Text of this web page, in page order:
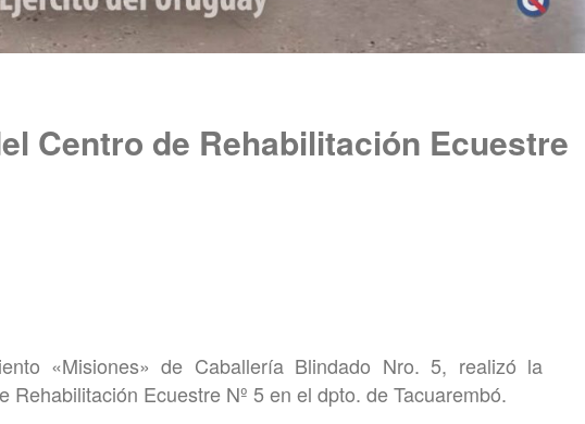
Centro de Rehabilitación Ecuestre
«Misiones» de Caballería Blindado Nro. 5, realizó la
Rehabilitación Ecuestre Nº 5 en el dpto. de Tacuarembó.